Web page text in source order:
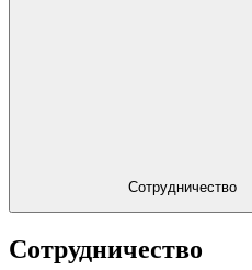
Сотрудничество
Сотрудничество